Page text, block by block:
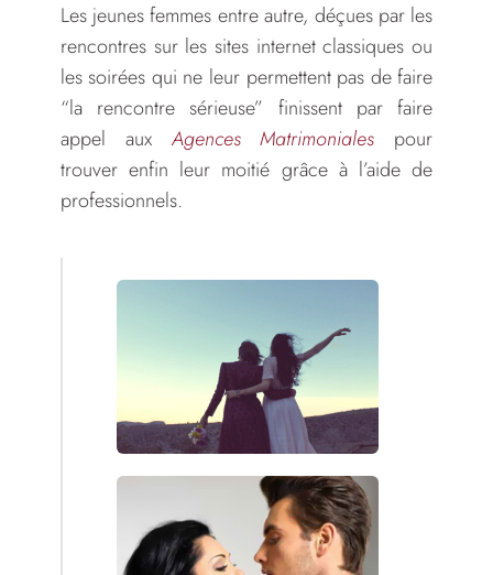
Les jeunes femmes entre autre, déçues par les
rencontres sur les sites internet classiques ou
les soirées qui ne leur permettent pas de faire
“la rencontre sérieuse” finissent par faire
appel auxAgences Matrimoniales pour
trouver enfin leur moitié grâce à l’aide de
professionnels.